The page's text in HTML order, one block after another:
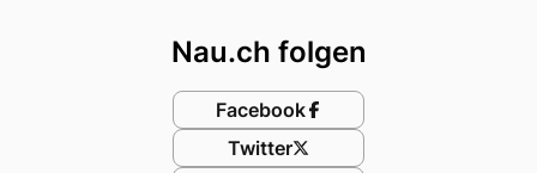
Nau.ch folgen
Facebook
Twitter